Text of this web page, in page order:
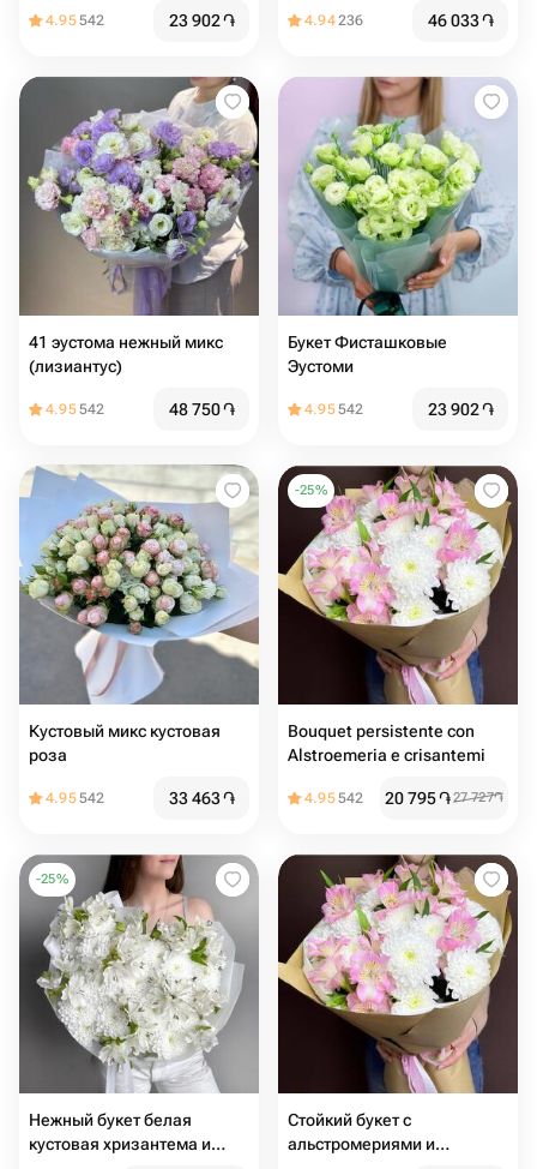
4.95542 23 902֏ 4.94236 46 033֏
41 эустома нежный микс
(лизиантус)
4.95542 48 750֏
Букет Фисташковые
Эустоми
4.95542 23 902֏
Кустовый микс кустовая
роза
4.95542 33 463֏
-25%
Bouquet persistente con
Alstroemeria e crisantemi
4.95542 20 795֏27 727֏
-25%
Нежный букет белая
кустовая хризантема и
Стойкий букет с
альстромериями и